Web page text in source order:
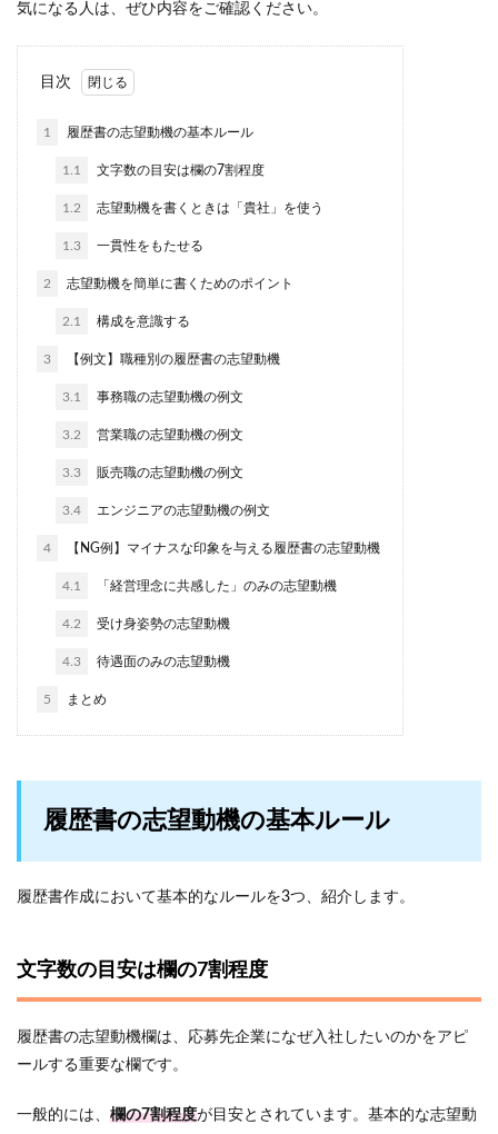
気になる人は、ぜひ内容をご確認ください。
目次
1 履歴書の志望動機の基本ルール
1.1 文字数の目安は欄の7割程度
1.2 志望動機を書くときは「貴社」を使う
1.3 一貫性をもたせる
2 志望動機を簡単に書くためのポイント
2.1 構成を意識する
3 【例文】職種別の履歴書の志望動機
3.1 事務職の志望動機の例文
3.2 営業職の志望動機の例文
3.3 販売職の志望動機の例文
3.4 エンジニアの志望動機の例文
4 【NG例】マイナスな印象を与える履歴書の志望動機
4.1 「経営理念に共感した」のみの志望動機
4.2 受け身姿勢の志望動機
4.3 待遇面のみの志望動機
5 まとめ
履歴書の志望動機の基本ルール
履歴書作成において基本的なルールを3つ、紹介します。
文字数の目安は欄の7割程度
履歴書の志望動機欄は、応募先企業になぜ入社したいのかをアピ
ールする重要な欄です。
一般的には、 欄の7割程度が目安とされています。基本的な志望動